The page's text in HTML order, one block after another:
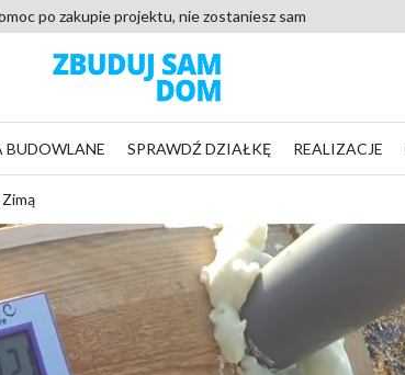
po zakupie projektu, nie zostaniesz sam
BUDOWLANE SPRAWDŹ DZIAŁKĘ REALIZACJE